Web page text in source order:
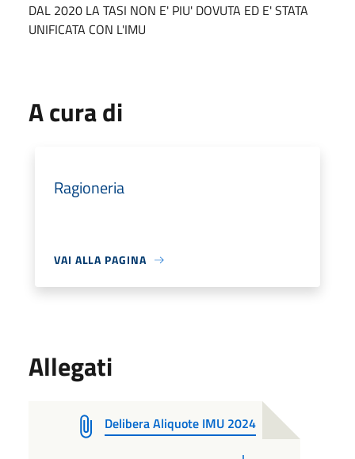
DAL 2020 LA TASI NON E' PIU' DOVUTA ED E' STATA
UNIFICATA CON L'IMU
A cura di
Ragioneria
VAI ALLA PAGINA
Allegati
Delibera Aliquote IMU 2024